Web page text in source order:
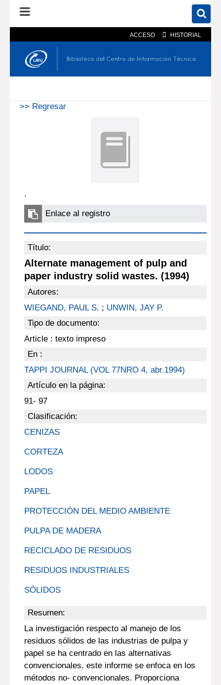
ACCESO HISTORIAL
En el catálogo En el sitio
>> Regresar
.
Enlace al registro
Título:
Alternate management of pulp and
paper industry solid wastes. (1994)
Autores:
WIEGAND, PAUL S. ; UNWIN, JAY P.
Tipo de documento:
Article : texto impreso
En :
TAPPI JOURNAL (VOL 77NRO 4, abr.1994)
Artículo en la página:
91- 97
Clasificación:
CENIZAS
CORTEZA
LODOS
PAPEL
PROTECCIÓN DEL MEDIO AMBIENTE
PULPA DE MADERA
RECICLADO DE RESIDUOS
RESIDUOS INDUSTRIALES
SÓLIDOS
Resumen:
La investigación respecto al manejo de los
residuos sólidos de las industrias de pulpa y
papel se ha centrado en las alternativas
convencionales. este informe se enfoca en los
métodos no- convencionales. Proporciona